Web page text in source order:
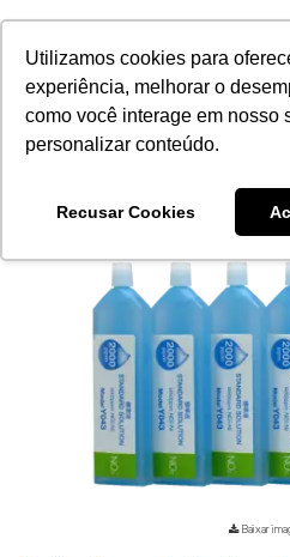
Utilizamos cookies para
experiência, melhorar o
como você interage em nosso
personalizar conteúdo.
Recusar Cookies
Produtos
Baixar